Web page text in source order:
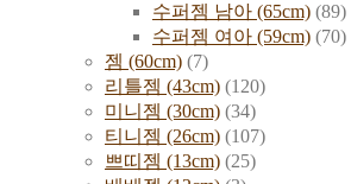
수퍼젬 남아 (65cm) (89)
수퍼젬 여아 (59cm) (70)
젬 (60cm) (7)
리틀젬 (43cm) (120)
미니젬 (30cm) (34)
티니젬 (26cm) (107)
쁘띠젬 (13cm) (25)